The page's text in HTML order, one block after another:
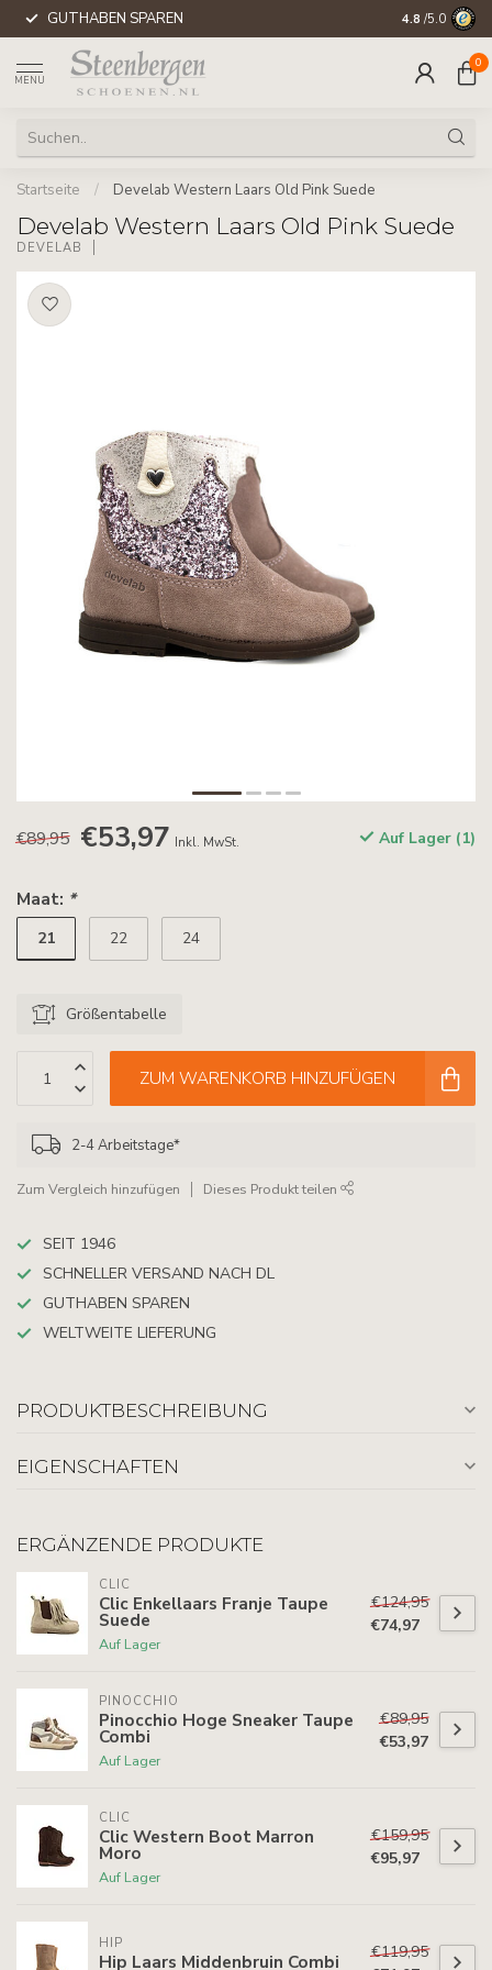
GUTHABEN SPAREN WELTWEITE
4.8 /5.0
MENU
0
Startseite / Develab Western Laars Old Pink Suede
Develab Western Laars Old Pink Suede
DEVELAB
€89,95 €53,97 Inkl. MwSt. Auf Lager (1)
Maat: *
21 22 24
Größentabelle
ZUM WARENKORB HINZUFÜGEN
2-4 Arbeitstage*
Zum Vergleich hinzufügen Dieses Produkt teilen
SEIT 1946
SCHNELLER VERSAND NACH DL
GUTHABEN SPAREN
WELTWEITE LIEFERUNG
PRODUKTBESCHREIBUNG
EIGENSCHAFTEN
ERGÄNZENDE PRODUKTE
CLIC
Clic Enkellaars Franje Taupe
Suede
Auf Lager
€124,95
€74,97
PINOCCHIO
Pinocchio Hoge Sneaker Taupe
Combi
Auf Lager
€89,95
€53,97
CLIC
Clic Western Boot Marron
Moro
Auf Lager
€159,95
€95,97
HIP
Hip Laars Middenbruin Combi
€119,95